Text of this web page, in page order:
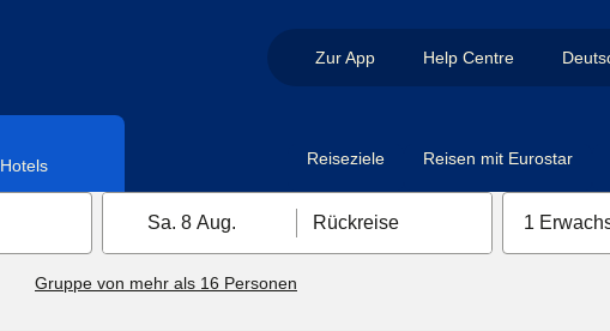
Zur App Help Centre
Hotels Reiseziele Reisen mit Eurostar
Sa. 8 Aug. Rückreise 1
Gruppe von mehr als 16 Personen